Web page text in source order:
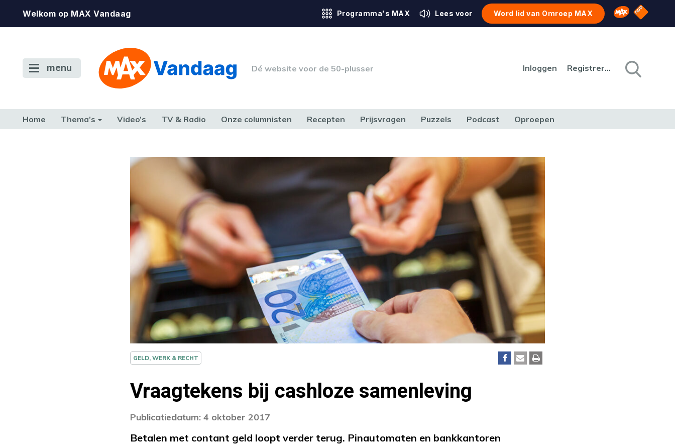
Welkom op MAX Vandaag Programma's MAX Lees voor Word lid van Omroep MAX Omroep MAX
NPO
menu Dé website voor de 50-plusser Inloggen Registreren
Home Thema’s Video’s TV & Radio Onze columnisten Recepten Prijsvragen Puzzels Podcast Oproepen
GELD, WERK & RECHT
Vraagtekens bij cashloze samenleving
Publicatiedatum: 4 oktober 2017
Betalen met contant geld loopt verder terug. Pinautomaten en bankkantoren